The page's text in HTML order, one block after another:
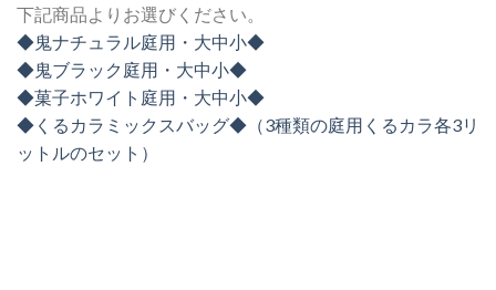
下記商品よりお選びください。
◆鬼ナチュラル庭用・大中小◆
◆鬼ブラック庭用・大中小◆
◆菓子ホワイト庭用・大中小◆
◆くるカラミックスバッグ◆（3種類の庭用くるカラ各3リ
ットルのセット）